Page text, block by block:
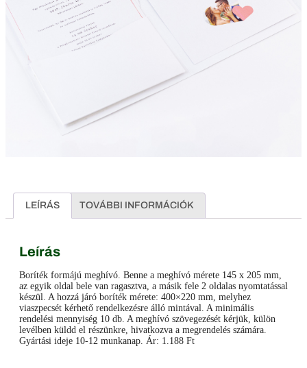
LEÍRÁS TOVÁBBI INFORMÁCIÓK
Leírás
Boríték formájú meghívó. Benne a meghívó mérete 145 x 205 mm,
az egyik oldal bele van ragasztva, a másik fele 2 oldalas nyomtatással
készül. A hozzá járó boríték mérete: 400×220 mm, melyhez
viaszpecsét kérhető rendelkezésre álló mintával. A minimális
rendelési mennyiség 10 db. A meghívó szövegezését kérjük, külön
levélben küldd el részünkre, hivatkozva a megrendelés számára.
Gyártási ideje 10-12 munkanap. Ár: 1.188 Ft